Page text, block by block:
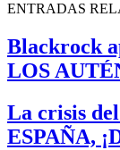
ENTRADAS
Blackrock
LOS
La crisis
ESPAÑA,